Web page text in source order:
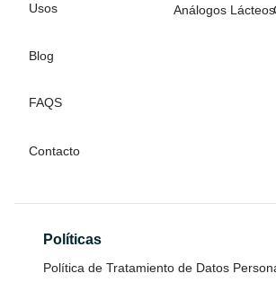
Usos
Blog
FAQS
Contacto
Análogos Lácteos
Políticas
Política de Tratamiento de Datos